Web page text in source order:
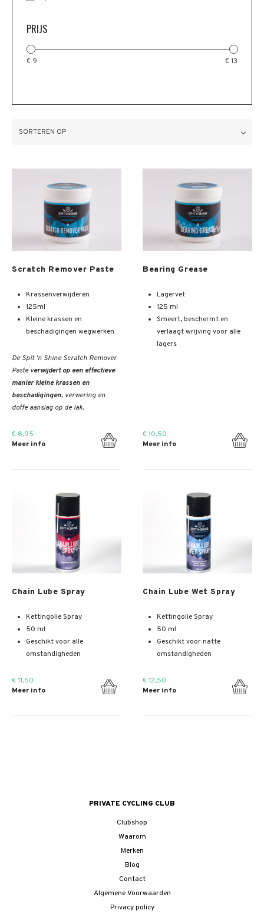
PRIJS
€ 9 € 13
SORTEREN OP
Scratch Remover Paste
Krassenverwijderen
125ml
Kleine krassen en
beschadigingen wegwerken
De Spit 'n Shine Scratch Remover
Paste verwijdert op een effectieve
manier kleine krassen en
beschadigingen, verwering en
doffe aanslag op de lak.
€ 8,95
Meer info
Bearing Grease
Lagervet
125 ml
Smeert, beschermt en
verlaagt wrijving voor alle
lagers
€ 10,50
Meer info
Chain Lube Spray
Kettingolie Spray
50 ml
Geschikt voor alle
omstandigheden
€ 11,50
Meer info
Chain Lube Wet Spray
Kettingolie Spray
50 ml
Geschikt voor natte
omstandigheden
€ 12,50
Meer info
PRIVATE CYCLING CLUB
Clubshop
Waarom
Merken
Blog
Contact
Algemene Voorwaarden
Privacy policy